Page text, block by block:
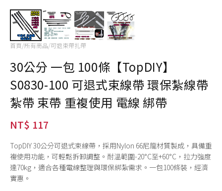
首頁/所有商品/可退束帶扎帶
30公分 一包 100條【TopDIY】
S0830-100 可退式束線帶 環保紮線帶
紮帶 束帶 重複使用 電線 綁帶
NT$ 117
TopDIY 30公分可退式束線帶，採用Nylon 66尼龍材質製成，具備重
複使用功能，可輕鬆拆卸調整。耐溫範圍-20°C至+60°C，拉力強度
達70kg，適合各種電線整理與環保綁紮需求。一包100條裝，經濟
實惠。